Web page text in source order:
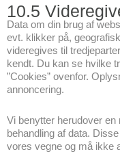
10.5
Data om din brug af
evt. klikker på,
videregives til
kendt. Du kan se hvilke
”Cookies” ovenfor.
annoncering.
Vi benytter herudover
behandling af data.
vores vegne og må ikke